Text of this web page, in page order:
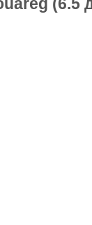
(6.5